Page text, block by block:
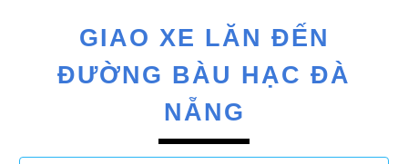
GIAO XE LĂN ĐẾN
ĐƯỜNG BÀU HẠC ĐÀ
NẴNG